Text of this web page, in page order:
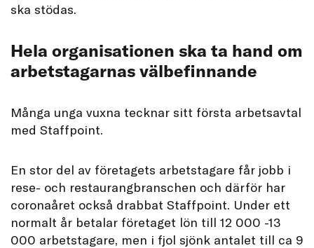
ska stödas.
Hela organisationen ska ta hand om
arbetstagarnas välbefinnande
Många unga vuxna tecknar sitt första arbetsavtal
med Staffpoint.
En stor del av företagets arbetstagare får jobb i
rese- och restaurangbranschen och därför har
coronaåret också drabbat Staffpoint. Under ett
normalt år betalar företaget lön till 12 000 -13
000 arbetstagare, men i fjol sjönk antalet till ca 9